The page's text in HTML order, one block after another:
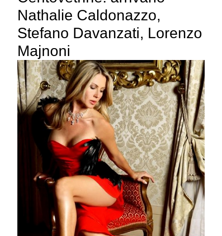
Nathalie Caldonazzo,
Stefano Davanzati, Lorenzo
Majnoni